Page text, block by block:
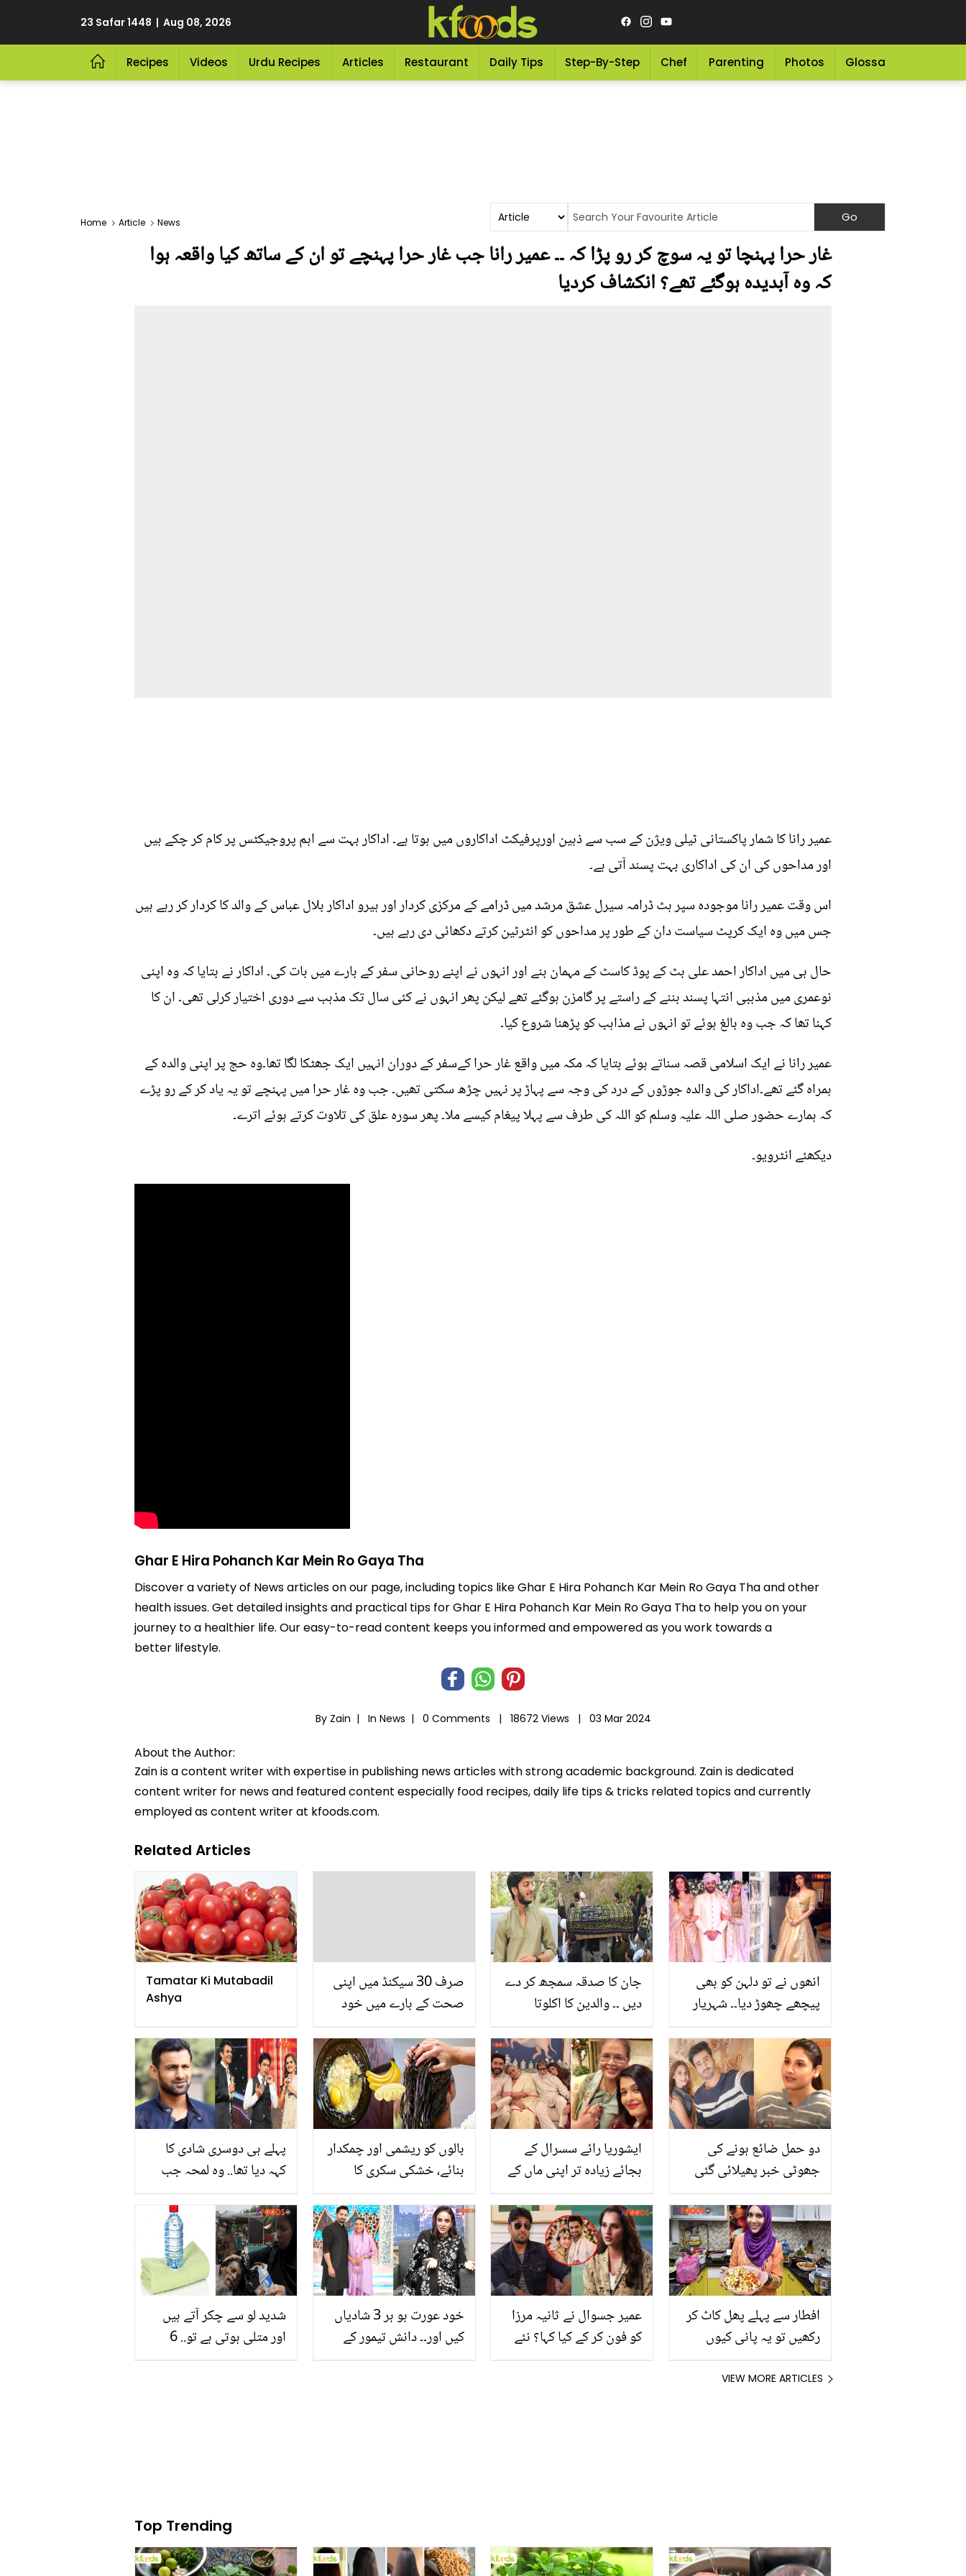
23 Safar 1448 | Aug 08, 2026
Recipes Videos Urdu Recipes Articles Restaurant Daily Tips Step-By-Step Chef Parenting Photos Glossary
Home Article News
غار حرا پہنچا تو یہ سوچ کر رو پڑا کہ ۔۔ عمیر رانا جب غار حرا پہنچے تو ان کے ساتھ کیا واقعہ ہوا
کہ وہ آبدیدہ ہوگئے تھے؟ انکشاف کردیا
عمیر رانا کا شمار پاکستانی ٹیلی ویژن کے سب سے ذہین اورپرفیکٹ اداکاروں میں ہوتا ہے۔ اداکار بہت سے اہم پروجیکٹس پر کام کر چکے ہیں
اور مداحوں کی ان کی اداکاری بہت پسند آتی ہے۔
اس وقت عمیر رانا موجودہ سپر ہٹ ڈرامہ سیرل عشق مرشد میں ڈرامے کے مرکزی کردار اور ہیرو اداکار بلال عباس کے والد کا کردار کر رہے ہیں
جس میں وہ ایک کرپٹ سیاست دان کے طور پر مداحوں کو انٹرٹین کرتے دکھائی دی رہے ہیں۔
حال ہی میں اداکار احمد علی بٹ کے پوڈ کاسٹ کے مہمان بنے اور انہوں نے اپنے روحانی سفر کے بارے میں بات کی۔ اداکار نے بتایا کہ وہ اپنی
نوعمری میں مذہبی انتہا پسند بننے کے راستے پر گامزن ہوگئے تھے لیکن پھر انہوں نے کئی سال تک مذہب سے دوری اختیار کرلی تھی۔ ان کا
کہنا تھا کہ جب وہ بالغ ہوئے تو انہوں نے مذاہب کو پڑھنا شروع کیا۔
عمیر رانا نے ایک اسلامی قصہ سناتے ہوئے بتایا کہ مکہ میں واقع غار حرا کےسفر کے دوران انہیں ایک جھٹکا لگا تھا۔وہ حج پر اپنی والدہ کے
ہمراہ گئے تھے۔اداکار کی والدہ جوڑوں کے درد کی وجہ سے پہاڑ پر نہیں چڑھ سکتی تھیں۔ جب وہ غار حرا میں پہنچے تو یہ یاد کر کے رو پڑے
کہ ہمارے حضور صلی اللہ علیہ وسلم کو اللہ کی طرف سے پہلا پیغام کیسے ملا۔ پھر سورہ علق کی تلاوت کرتے ہوئے اترے۔
دیکھئے انٹرویو۔
Ghar E Hira Pohanch Kar Mein Ro Gaya Tha
Discover a variety of News articles on our page, including topics like Ghar E Hira Pohanch Kar Mein Ro Gaya Tha and other
health issues. Get detailed insights and practical tips for Ghar E Hira Pohanch Kar Mein Ro Gaya Tha to help you on your
journey to a healthier life. Our easy-to-read content keeps you informed and empowered as you work towards a
better lifestyle.
By Zain | In News | 0 Comments | 18672 Views | 03 Mar 2024
About the Author:
Zain is a content writer with expertise in publishing news articles with strong academic background. Zain is dedicated
content writer for news and featured content especially food recipes, daily life tips & tricks related topics and currently
employed as content writer at kfoods.com.
Related Articles
Tamatar Ki Mutabadil
Ashya
صرف 30 سیکنڈ میں اپنی
صحت کے بارے میں خود
جان کا صدقہ سمجھ کر دے
دیں ۔۔ والدین کا اکلوتا
ڈکیتوں نے چھین لیا، ماں
باپ کے جینے کی وجہ بھی
ختم
انھوں نے تو دلہن کو بھی
پیچھے چھوڑ دیا۔۔ شہریار
خان نے کتنے لاکھ کا جوڑا
پہنا؟
پہلے ہی دوسری شادی کا
کہہ دیا تھا.. وہ لمحہ جب
شاہ رُخ خان اور ثانیہ ملک
کا منہ کھلا رہ گیا تھا
بالوں کو ریشمی اور چمکدار
بنائے، خشکی سکری کا
نشونما اورخوبصورتی کے
لئے کیلا جادوئی اثر دکھائے
ایشوریا رائے سسرال کے
بجائے زیادہ تر اپنی ماں کے
کی پڑوسی نے حقیقت
بتادی
دو حمل ضائع ہونے کی
جھوٹی خبر پھیلائی گئی
دینے والے انکشافات
شدید لو سے چکر آتے ہیں
اور متلی ہوتی ہے تو.. 6
خود عورت ہو ہر 3 شادیاں
کیں اور۔۔ دانش تیمور کے
عمیر جسوال نے ثانیہ مرزا
کو فون کر کے کیا کہا؟ نئے
افطار سے پہلے پھل کاٹ کر
رکھیں تو یہ پانی کیوں
بنانے کے بعد کالی یا ذائقے
VIEW MORE ARTICLES
Top Trending